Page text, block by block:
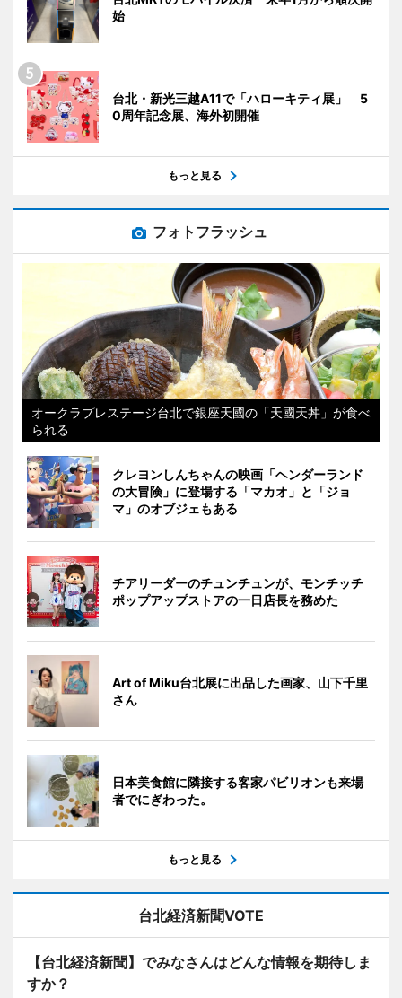
始
台北・新光三越A11で「ハローキティ展」 5
0周年記念展、海外初開催
もっと見る
フォトフラッシュ
オークラプレステージ台北で銀座天國の「天國天丼」が食べ
られる
クレヨンしんちゃんの映画「ヘンダーランド
の大冒険」に登場する「マカオ」と「ジョ
マ」のオブジェもある
チアリーダーのチュンチュンが、モンチッチ
ポップアップストアの一日店長を務めた
Art of Miku台北展に出品した画家、山下千里
さん
日本美食館に隣接する客家パビリオンも来場
者でにぎわった。
もっと見る
台北経済新聞VOTE
【台北経済新聞】でみなさんはどんな情報を期待しま
すか？